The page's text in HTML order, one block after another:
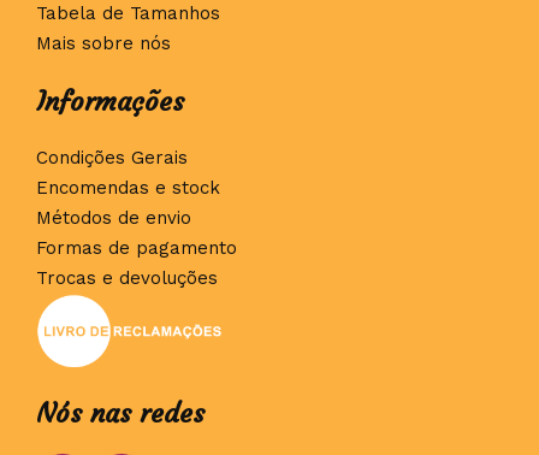
Tabela de Tamanhos
Mais sobre nós
Informações
Condições Gerais
Encomendas e stock
Métodos de envio
Formas de pagamento
Trocas e devoluções
Nós nas redes